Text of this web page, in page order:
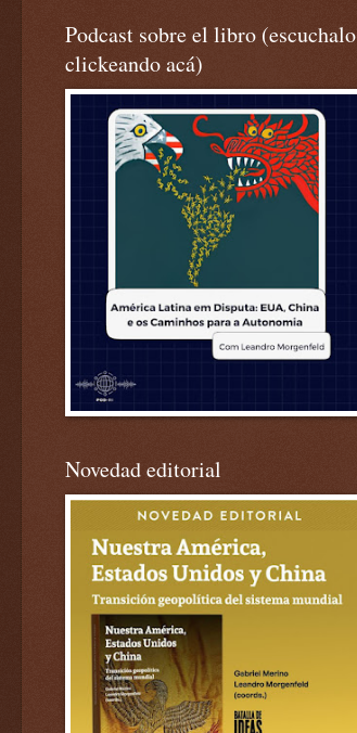
Podcast sobre el libro (escuchalo
clickeando acá)
Novedad editorial